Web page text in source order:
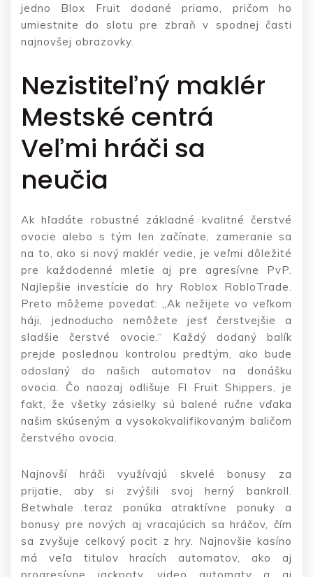
jedno Blox Fruit dodané priamo, pričom ho
umiestnite do slotu pre zbraň v spodnej časti
najnovšej obrazovky.
Nezistiteľný maklér
Mestské centrá
Veľmi hráči sa
neučia
Ak hľadáte robustné základné kvalitné čerstvé
ovocie alebo s tým len začínate, zameranie sa
na to, ako si nový maklér vedie, je veľmi dôležité
pre každodenné mletie aj pre agresívne PvP.
Najlepšie investície do hry Roblox RobloTrade.
Preto môžeme povedať: „Ak nežijete vo veľkom
háji, jednoducho nemôžete jesť čerstvejšie a
sladšie čerstvé ovocie.“ Každý dodaný balík
prejde poslednou kontrolou predtým, ako bude
odoslaný do našich automatov na donášku
ovocia. Čo naozaj odlišuje Fl Fruit Shippers, je
fakt, že všetky zásielky sú balené ručne vďaka
našim skúseným a vysokokvalifikovaným baličom
čerstvého ovocia.
Najnovší hráči využívajú skvelé bonusy za
prijatie, aby si zvýšili svoj herný bankroll.
Betwhale teraz ponúka atraktívne ponuky a
bonusy pre nových aj vracajúcich sa hráčov, čím
sa zvyšuje celkový pocit z hry. Najnovšie kasíno
má veľa titulov hracích automatov, ako aj